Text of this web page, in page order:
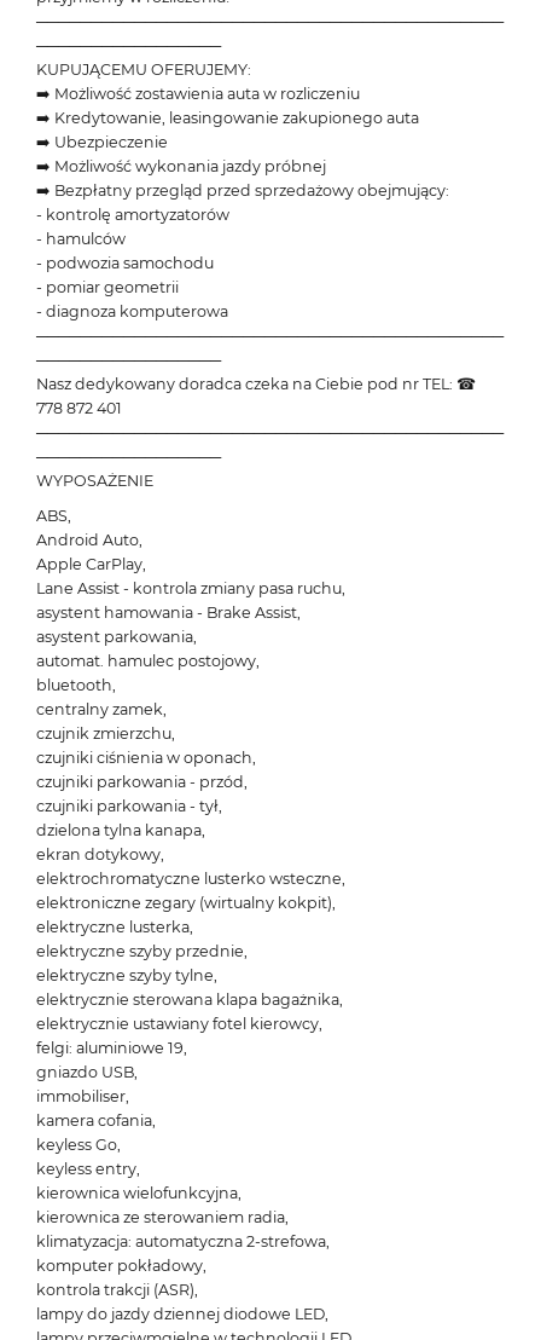
───────────────────────────────────────────
─────────────────
KUPUJĄCEMU OFERUJEMY:
➡️ Możliwość zostawienia auta w rozliczeniu
➡️ Kredytowanie, leasingowanie zakupionego auta
➡️ Ubezpieczenie
➡️ Możliwość wykonania jazdy próbnej
➡️ Bezpłatny przegląd przed sprzedażowy obejmujący:
- kontrolę amortyzatorów
- hamulców
- podwozia samochodu
- pomiar geometrii
- diagnoza komputerowa
───────────────────────────────────────────
─────────────────
Nasz dedykowany doradca czeka na Ciebie pod nr TEL: ☎
778 872 401
───────────────────────────────────────────
─────────────────
WYPOSAŻENIE
ABS,
Android Auto,
Apple CarPlay,
Lane Assist - kontrola zmiany pasa ruchu,
asystent hamowania - Brake Assist,
asystent parkowania,
automat. hamulec postojowy,
bluetooth,
centralny zamek,
czujnik zmierzchu,
czujniki ciśnienia w oponach,
czujniki parkowania - przód,
czujniki parkowania - tył,
dzielona tylna kanapa,
ekran dotykowy,
elektrochromatyczne lusterko wsteczne,
elektroniczne zegary (wirtualny kokpit),
elektryczne lusterka,
elektryczne szyby przednie,
elektryczne szyby tylne,
elektrycznie sterowana klapa bagażnika,
elektrycznie ustawiany fotel kierowcy,
felgi: aluminiowe 19,
gniazdo USB,
immobiliser,
kamera cofania,
keyless Go,
keyless entry,
kierownica wielofunkcyjna,
kierownica ze sterowaniem radia,
klimatyzacja: automatyczna 2-strefowa,
komputer pokładowy,
kontrola trakcji (ASR),
lampy do jazdy dziennej diodowe LED,